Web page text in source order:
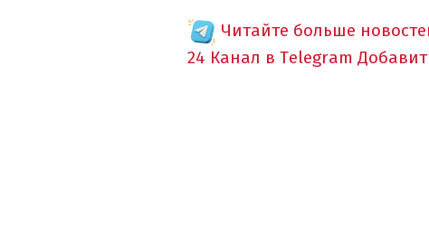
Читайте больше
24 Канал в Telegram